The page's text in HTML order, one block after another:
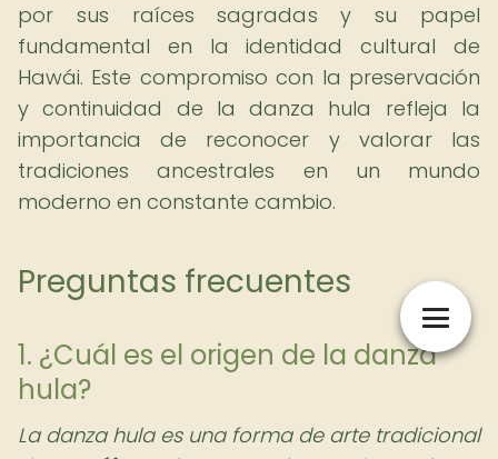
por sus raíces sagradas y su papel
fundamental en la identidad cultural de
Hawái. Este compromiso con la preservación
y continuidad de la danza hula refleja la
importancia de reconocer y valorar las
tradiciones ancestrales en un mundo
moderno en constante cambio.
Preguntas frecuentes
1. ¿Cuál es el origen de la danza
hula?
La danza hula es una forma de arte tradicional